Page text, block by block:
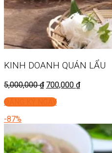
KINH DOANH QUÁN LẨU
5,000,000₫ 700,000 ₫
ĐĂNG KÝ NGAY
-87%